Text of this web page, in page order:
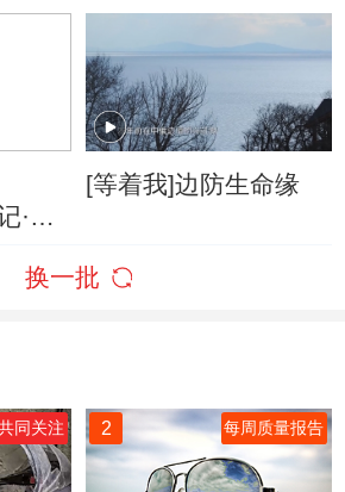
掘的新进展
·肇
[等着我]边防生命缘
换一批
同关注 2 每周质量报告